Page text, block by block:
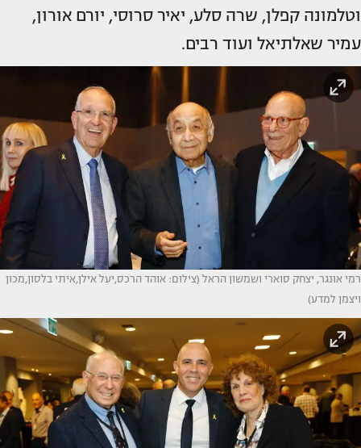
וטלמונה קפלן, שרה סלע, יאיר סרוסי, יורם אורון,
עמיר שאלתיאל ועוד רבים.
רמי אונגר, יצחק סוארי ושמשון הראל (צילום: אוהד הרכס,יעל אילן,איתי בלסון,מכון
ויצמן למדע)